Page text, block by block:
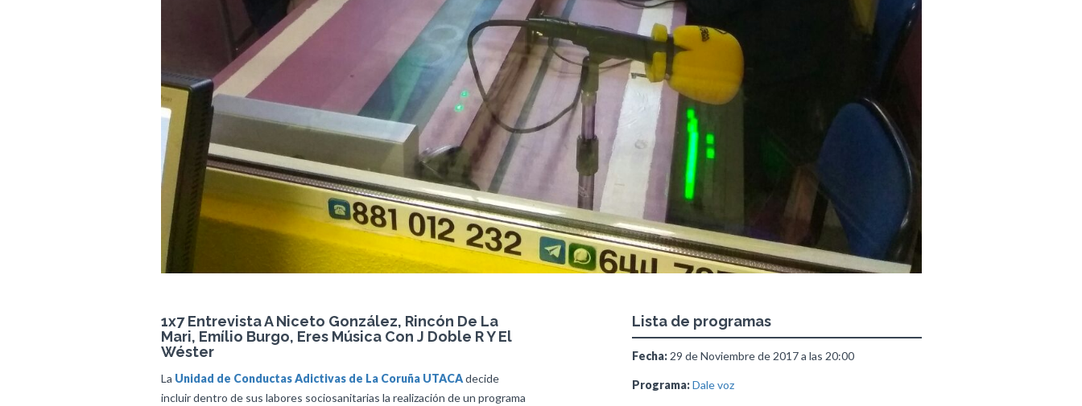
1x7 Entrevista A Niceto González, Rincón De La
Mari, Emílio Burgo, Eres Música Con J Doble R Y El
Wéster
La Unidad de Conductas Adictivas de La Coruña UTACAdecide
incluir dentro de sus labores sociosanitarias la realización de un programa
Lista de programas
Fecha:29 de Noviembre de 2017 a las 20:00
Programa: Dale voz